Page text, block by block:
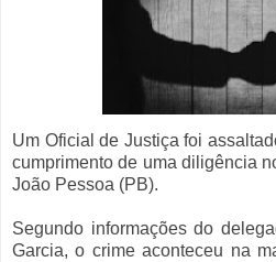
Um Oficial de Justiça foi
cumprimento de uma diligência
João Pessoa (PB).
Segundo informações do
Garcia, o crime aconteceu na